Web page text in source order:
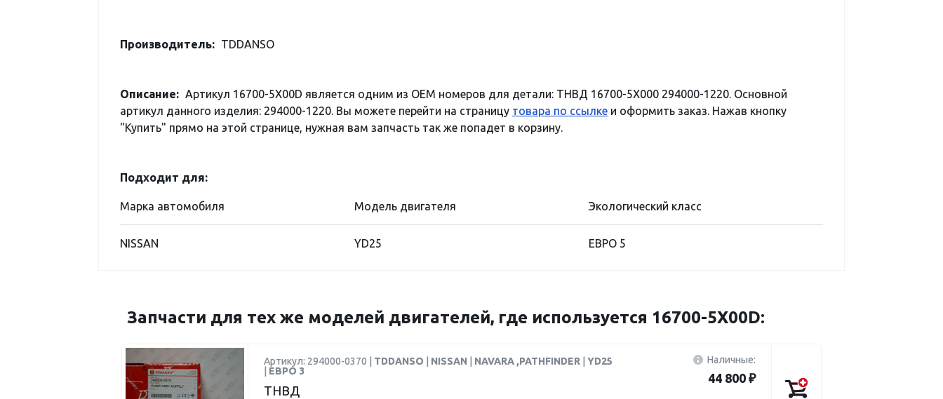
Производитель: TDDANSO
Описание: Артикул 16700-5X00D является одним из OEM номеров для детали: ТНВД 16700-5X000 294000-1220. Основной
артикул данного изделия: 294000-1220. Вы можете перейти на страницу товара по ссылке и оформить заказ. Нажав кнопку
"Купить" прямо на этой странице, нужная вам запчасть так же попадет в корзину.
Подходит для:
Марка автомобиля Модель двигателя Экологический класс
NISSAN YD25 ЕВРО 5
Запчасти для тех же моделей двигателей, где используется 16700-5X00D:
Артикул: 294000-0370 | TDDANSO NISSAN NAVARA ,PATHFINDER
YD25
ЕВРО 3
ТНВД
Наличные:
44 800 ₽